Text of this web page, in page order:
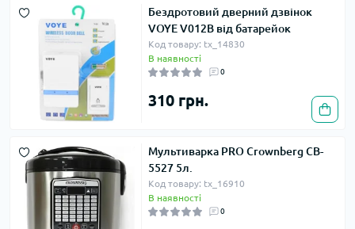
Бездротовий дверний дзвінок
VOYE V012B від батарейок
Код товару: tx_14830
В наявності
0
310 грн.
Мультиварка PRO Crownberg CB-
5527 5л.
Код товару: tx_16910
В наявності
0